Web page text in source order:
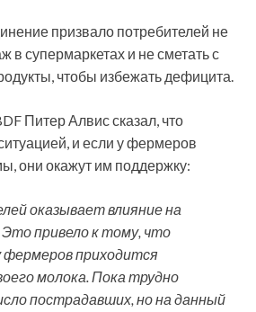
призвало потребителей не
в супермаркетах и не сметать с
чтобы избежать дефицита.
Питер Алвис сказал, что
и если у фермеров
они окажут им поддержку:
оказывает влияние на
привело к тому, что
фермеров приходится
молока. Пока трудно
пострадавших, но на данный